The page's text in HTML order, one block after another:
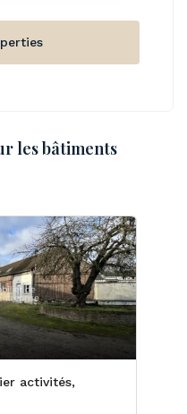
les bâtiments
activités,